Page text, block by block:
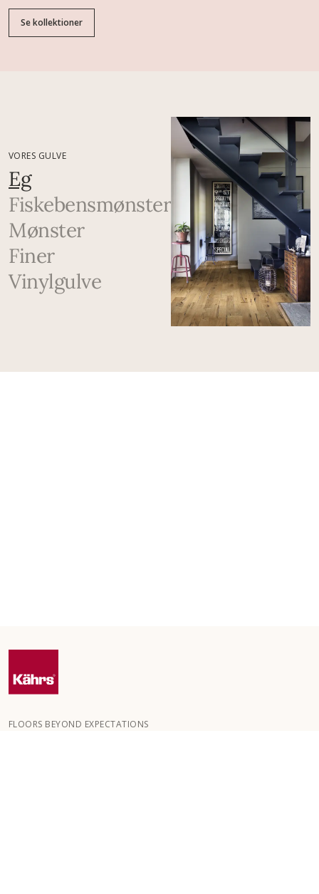
Se kollektioner
VORES GULVE
Eg
Fiskebensmønster
Mønster
Finer
Vinylgulve
FLOORS BEYOND EXPECTATIONS